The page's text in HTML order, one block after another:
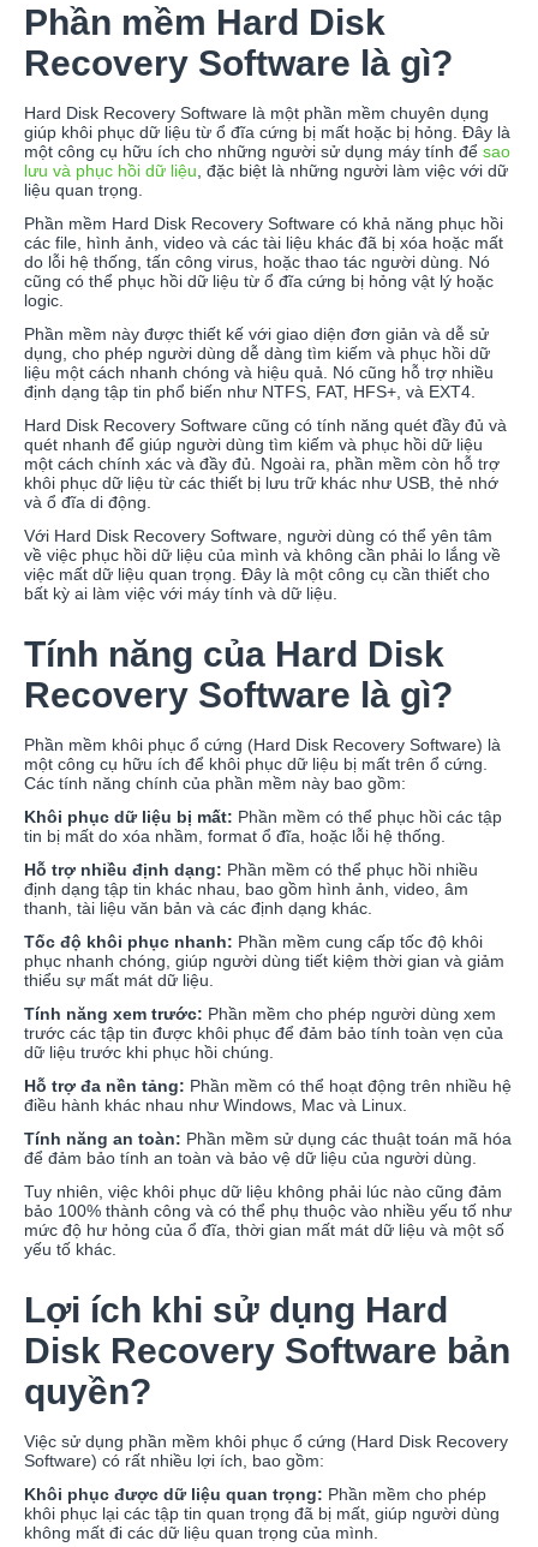
Phần mềm Hard Disk
Recovery Software là gì?
Hard Disk Recovery Software là một phần mềm chuyên dụng
giúp khôi phục dữ liệu từ ổ đĩa cứng bị mất hoặc bị hỏng. Đây là
một công cụ hữu ích cho những người sử dụng máy tính để sao
lưu và phục hồi dữ liệu , đặc biệt là những người làm việc với dữ
liệu quan trọng.
Phần mềm Hard Disk Recovery Software có khả năng phục hồi
các file, hình ảnh, video và các tài liệu khác đã bị xóa hoặc mất
do lỗi hệ thống, tấn công virus, hoặc thao tác người dùng. Nó
cũng có thể phục hồi dữ liệu từ ổ đĩa cứng bị hỏng vật lý hoặc
logic.
Phần mềm này được thiết kế với giao diện đơn giản và dễ sử
dụng, cho phép người dùng dễ dàng tìm kiếm và phục hồi dữ
liệu một cách nhanh chóng và hiệu quả. Nó cũng hỗ trợ nhiều
định dạng tập tin phổ biến như NTFS, FAT, HFS+, và EXT4.
Hard Disk Recovery Software cũng có tính năng quét đầy đủ và
quét nhanh để giúp người dùng tìm kiếm và phục hồi dữ liệu
một cách chính xác và đầy đủ. Ngoài ra, phần mềm còn hỗ trợ
khôi phục dữ liệu từ các thiết bị lưu trữ khác như USB, thẻ nhớ
và ổ đĩa di động.
Với Hard Disk Recovery Software, người dùng có thể yên tâm
về việc phục hồi dữ liệu của mình và không cần phải lo lắng về
việc mất dữ liệu quan trọng. Đây là một công cụ cần thiết cho
bất kỳ ai làm việc với máy tính và dữ liệu.
Tính năng của Hard Disk
Recovery Software là gì?
Phần mềm khôi phục ổ cứng (Hard Disk Recovery Software) là
một công cụ hữu ích để khôi phục dữ liệu bị mất trên ổ cứng.
Các tính năng chính của phần mềm này bao gồm:
Khôi phục dữ liệu bị mất: Phần mềm có thể phục hồi các tập
tin bị mất do xóa nhầm, format ổ đĩa, hoặc lỗi hệ thống.
Hỗ trợ nhiều định dạng: Phần mềm có thể phục hồi nhiều
định dạng tập tin khác nhau, bao gồm hình ảnh, video, âm
thanh, tài liệu văn bản và các định dạng khác.
Tốc độ khôi phục nhanh: Phần mềm cung cấp tốc độ khôi
phục nhanh chóng, giúp người dùng tiết kiệm thời gian và giảm
thiểu sự mất mát dữ liệu.
Tính năng xem trước: Phần mềm cho phép người dùng xem
trước các tập tin được khôi phục để đảm bảo tính toàn vẹn của
dữ liệu trước khi phục hồi chúng.
Hỗ trợ đa nền tảng: Phần mềm có thể hoạt động trên nhiều hệ
điều hành khác nhau như Windows, Mac và Linux.
Tính năng an toàn: Phần mềm sử dụng các thuật toán mã hóa
để đảm bảo tính an toàn và bảo vệ dữ liệu của người dùng.
Tuy nhiên, việc khôi phục dữ liệu không phải lúc nào cũng đảm
bảo 100% thành công và có thể phụ thuộc vào nhiều yếu tố như
mức độ hư hỏng của ổ đĩa, thời gian mất mát dữ liệu và một số
yếu tố khác.
Lợi ích khi sử dụng Hard
Disk Recovery Software bản
quyền?
Việc sử dụng phần mềm khôi phục ổ cứng (Hard Disk Recovery
Software) có rất nhiều lợi ích, bao gồm:
Khôi phục được dữ liệu quan trọng: Phần mềm cho phép
khôi phục lại các tập tin quan trọng đã bị mất, giúp người dùng
không mất đi các dữ liệu quan trọng của mình.